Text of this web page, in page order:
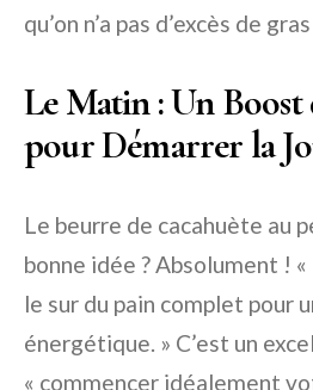
qu’on n’a pas d’excès de
Le Matin : Un Boost
pour Démarrer la
Le beurre de cacahuète au
bonne idée ? Absolument !
le sur du pain complet pour
énergétique. » C’est un
« commencer idéalement